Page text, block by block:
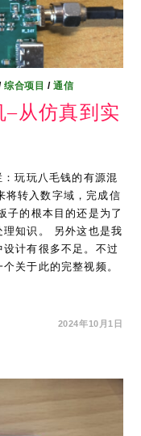
综合项目 /通信
–从仿真到实
玩玩八毛钱的有源混
转入数字域，完成信
子的根本目的还是为了
知识。 另外这也是我
计有很多不足。不过
关于此的完整视频。
2024年10月1日